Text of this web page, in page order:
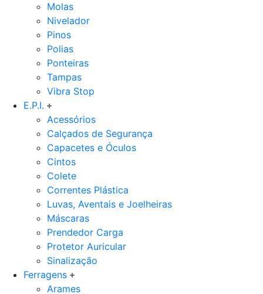
Molas
Nivelador
Pinos
Polias
Ponteiras
Tampas
Vibra Stop
E.P.I.
Acessórios
Calçados de Segurança
Capacetes e Óculos
Cintos
Colete
Correntes Plástica
Luvas, Aventais e Joelheiras
Máscaras
Prendedor Carga
Protetor Auricular
Sinalização
Ferragens
Arames